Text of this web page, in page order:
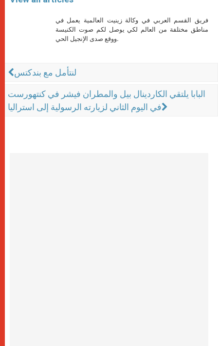
فريق القسم العربي في وكالة زينيت العالمية يعمل في
مناطق مختلفة من العالم لكي يوصل لكم صوت الكنيسة
ووقع صدى الإنجيل الحي.
لنتأمل مع بندكتس
البابا يلتقي الكاردينال بيل والمطران فيشر في كنتهورست
في اليوم الثاني لزيارته الرسولية إلى استراليا